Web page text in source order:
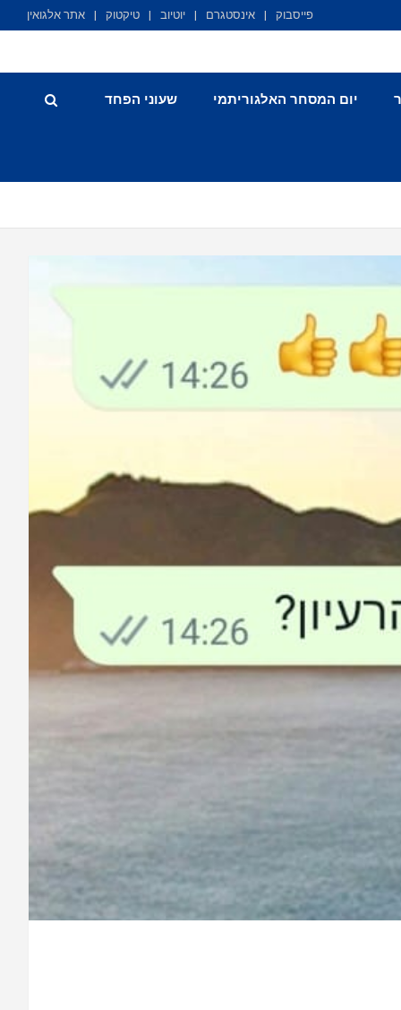
פייסבוק אינסטגרם יוטיוב טיקטוק אתר אלגואין
יום המסחר האלגוריתמי שעוני הפחד